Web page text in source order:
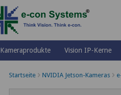
Kameraprodukte Vision IP-Kerne
Startseite NVIDIA Jetson-Kameras